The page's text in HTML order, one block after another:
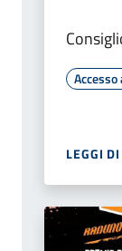
LEGGI